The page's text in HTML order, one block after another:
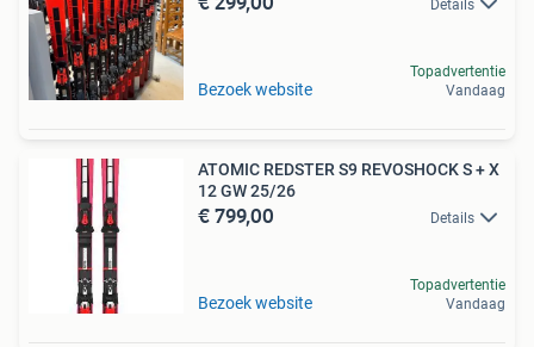
Details
Bezoek website
Topadvertentie
Vandaag
ATOMIC REDSTER S9 REVOSHOCK S + X
12 GW 25/26
€ 799,00 Details
Bezoek website
Topadvertentie
Vandaag